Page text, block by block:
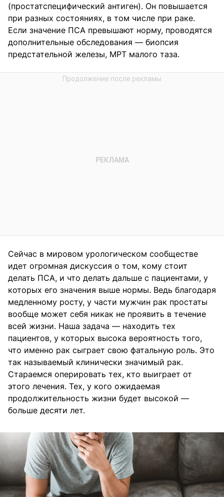
(простатспецифический антиген). Он повышается
при разных состояниях, в том числе при раке.
Если значение ПСА превышают норму, проводятся
дополнительные обследования — биопсия
предстательной железы, МРТ малого таза.
Сейчас в мировом урологическом сообществе
идет огромная дискуссия о том, кому стоит
делать ПСА, и что делать дальше с пациентами, у
которых его значения выше нормы. Ведь благодаря
медленному росту, у части мужчин рак простаты
вообще может себя никак не проявить в течение
всей жизни. Наша задача — находить тех
пациентов, у которых высока вероятность того,
что именно рак сыграет свою фатальную роль. Это
так называемый клинически значимый рак.
Стараемся оперировать тех, кто выиграет от
этого лечения. Тех, у кого ожидаемая
продолжительность жизни будет высокой —
больше десяти лет.